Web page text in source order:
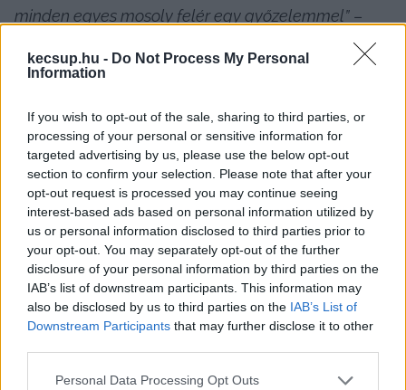
kecsup.hu - Do Not Process My Personal
Information
If you wish to opt-out of the sale, sharing to third parties, or
processing of your personal or sensitive information for
targeted advertising by us, please use the below opt-out
section to confirm your selection. Please note that after your
opt-out request is processed you may continue seeing
interest-based ads based on personal information utilized by
us or personal information disclosed to third parties prior to
your opt-out. You may separately opt-out of the further
disclosure of your personal information by third parties on the
IAB’s list of downstream participants. This information may
also be disclosed by us to third parties on the IAB’s List of
Downstream Participants that may further disclose it to other
Please note that this website/app uses one or more Google
Personal Data Processing Opt Outs
minden egyes mosoly felér egy győzelemmel” –
emelte ki Siposné Bodrozsán Alexandra. Majd
kérte a jelenlévőket, hallgassák meg az
betegséggel, és mit jelent számukra a közösség
támogatása”.